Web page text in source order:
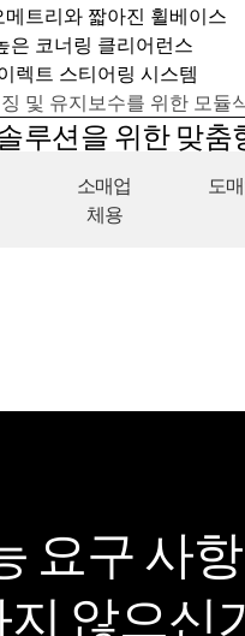
트리와 짧아진 휠베이스
은 코너링 클리어런스
렉트 스티어링 시스템
및 유지보수를 위한 모듈
루션을 위한 맞춤
소매업
체용
도
요구 사
않으신